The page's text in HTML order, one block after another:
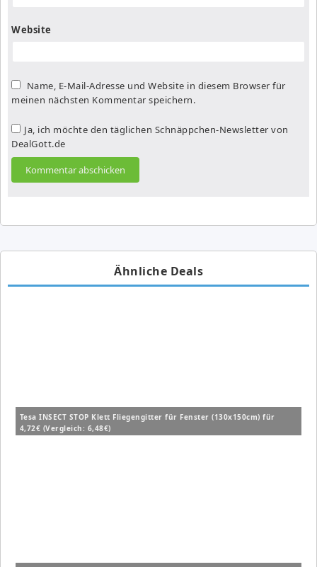
Website
Name, E-Mail-Adresse und Website in diesem Browser für
meinen nächsten Kommentar speichern.
Ja, ich möchte den täglichen Schnäppchen-Newsletter von
DealGott.de
Ähnliche Deals
Tesa INSECT STOP Klett Fliegengitter für Fenster (130x150cm) für
4,72€ (Vergleich: 6,48€)